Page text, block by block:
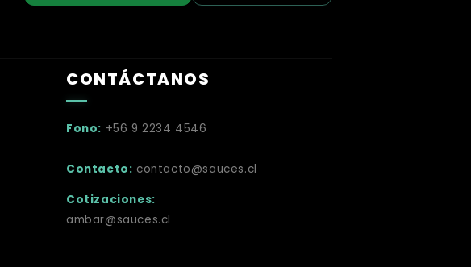
CONTÁCTANOS
Fono: +56 9 2234 4546
Contacto: contacto@sauces.cl
Cotizaciones:
ambar@sauces.cl